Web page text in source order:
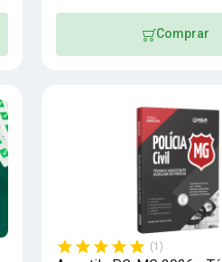
Comprar
(1)